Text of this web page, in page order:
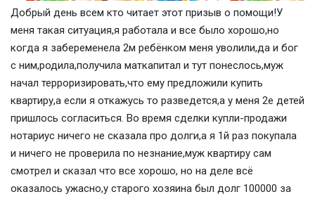
Добрый день всем кто читает этот призыв о помощи!У
меня такая ситуация,я работала и все было хорошо,но
когда я забеременела 2м ребёнком меня уволили,да и бог
с ним,родила,получила маткапитал и тут понеслось,муж
начал терроризировать,что ему предложили купить
квартиру,а если я откажусь то разведется,а у меня 2е детей
пришлось согласиться. Во время сделки купли-продажи
нотариус ничего не сказала про долги,а я 1й раз покупала
и ничего не проверила по незнание,муж квартиру сам
смотрел и сказал что все хорошо, но на деле всё
оказалось ужасно,у старого хозяина был долг 100000 за